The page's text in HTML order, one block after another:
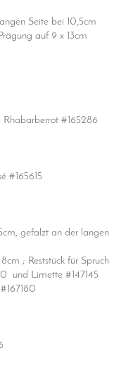
Seite bei 10,5cm
auf 9 x 13cm
#165286
#165615
gefalzt an der langen
; Reststück für Spruch
und Limette #147145